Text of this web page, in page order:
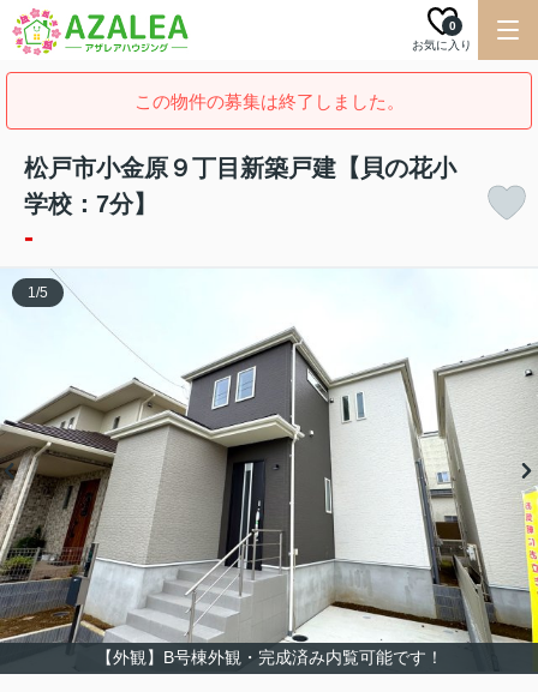
お気に入り
0
この物件の募集は終了しました。
松戸市小金原９丁目新築戸建【貝の花小
学校：7分】
-
【外観】B号棟外観・完成済み内覧可能です！
1/5